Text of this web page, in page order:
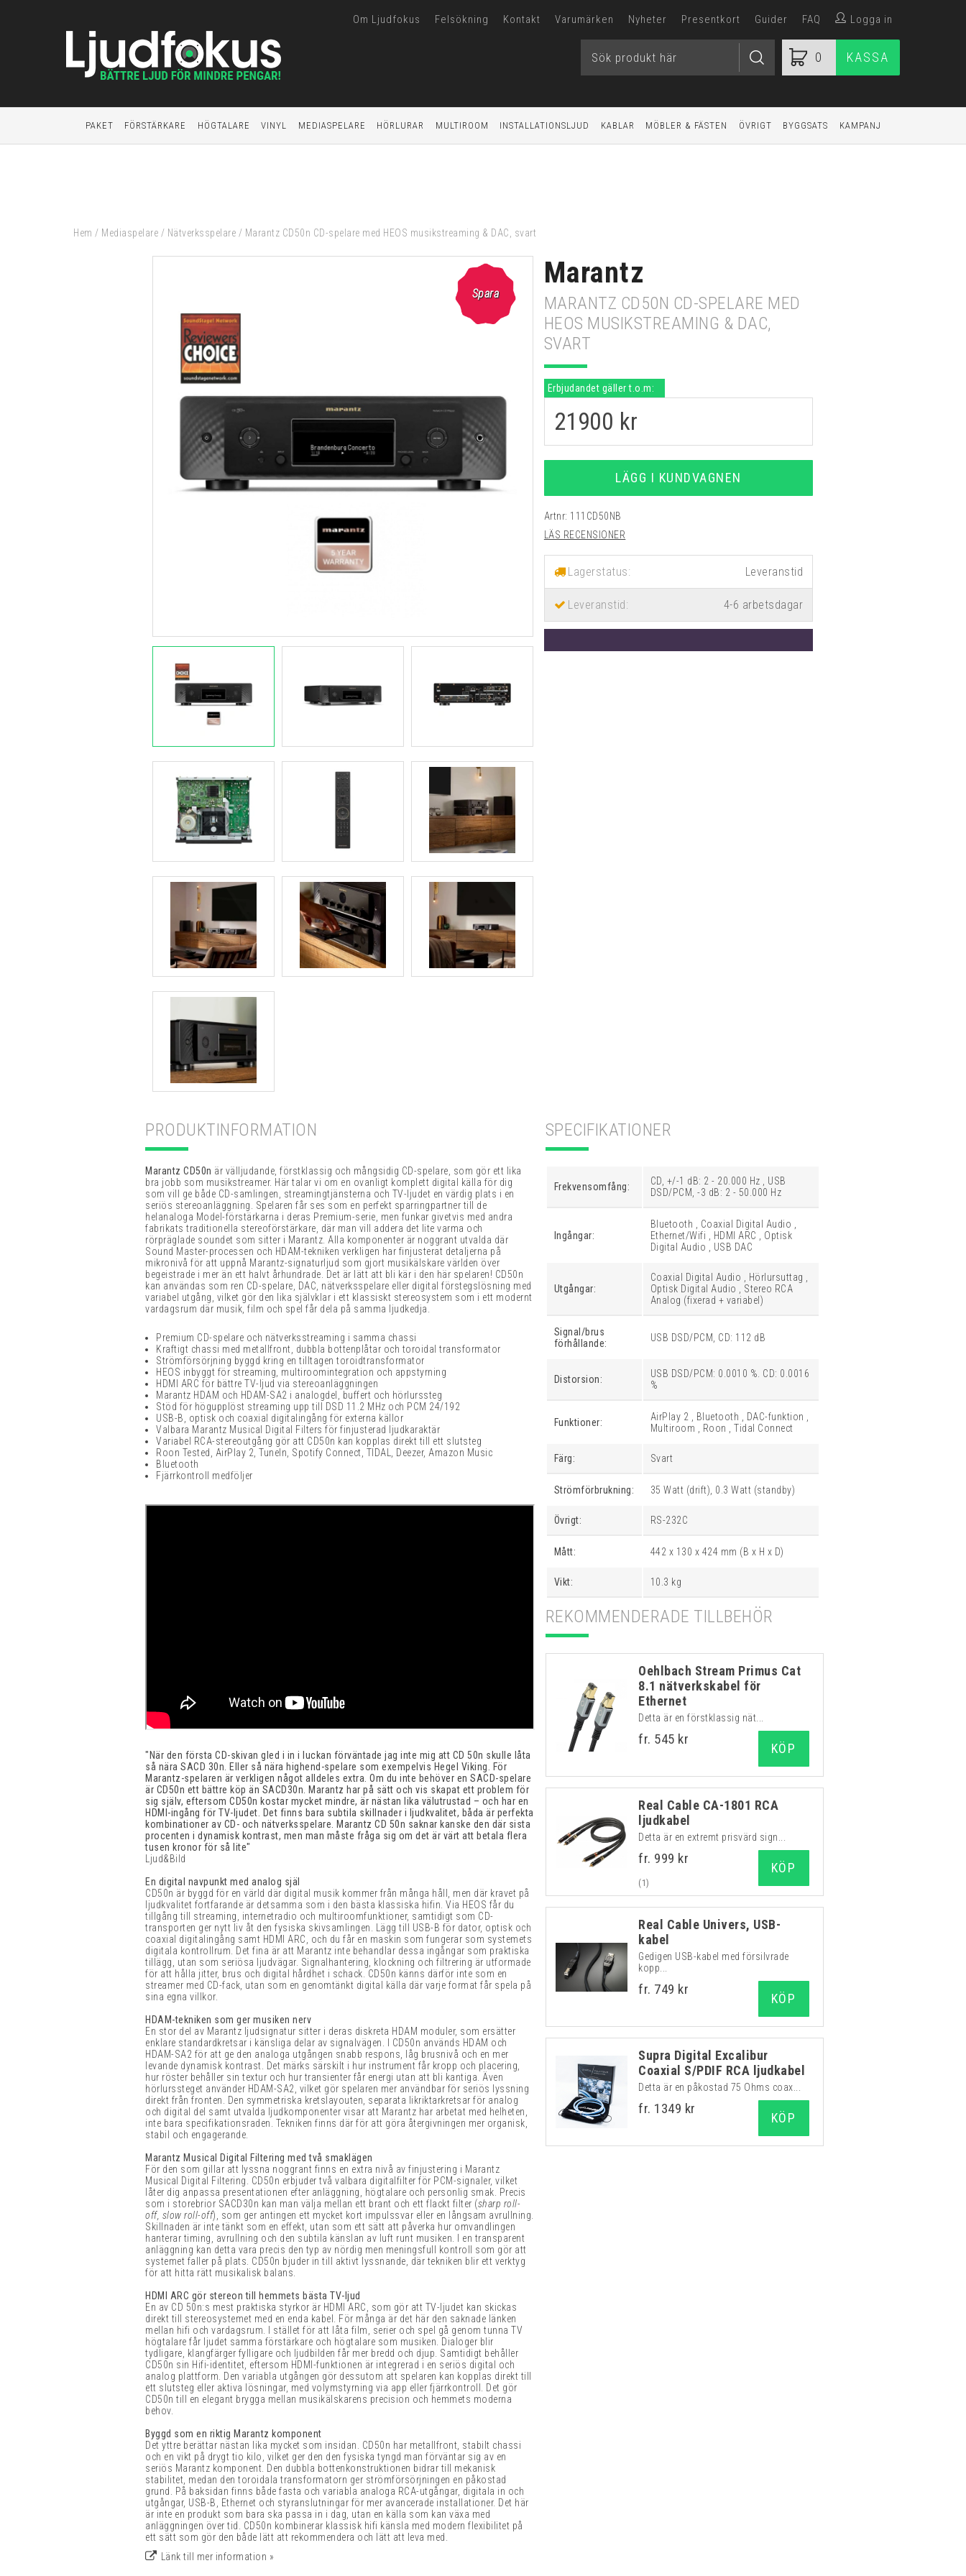
Om Ljudfokus Felsökning Kontakt Varumärken Nyheter Presentkort Guider FAQ Logga in
0 KASSA
PAKET FÖRSTÄRKARE HÖGTALARE VINYL MEDIASPELARE HÖRLURAR MULTIROOM INSTALLATIONSLJUD KABLAR MÖBLER & FÄSTEN ÖVRIGT BYGGSATS KAMPANJ
Hem / Mediaspelare / Nätverksspelare / Marantz CD50n CD-spelare med HEOS musikstreaming & DAC, svart
Spara
Marantz
MARANTZ CD50N CD-SPELARE MED
HEOS MUSIKSTREAMING & DAC,
SVART
Erbjudandet gäller t.o.m:
21900 kr
LÄGG I KUNDVAGNEN
Artnr: 111CD50NB
LÄS RECENSIONER
Lagerstatus:
Leveranstid: 4-6 arbetsdagar
PRODUKTINFORMATION
Marantz CD50n är välljudande, förstklassig och mångsidig CD-spelare, som gör ett lika
bra jobb som musikstreamer. Här talar vi om en ovanligt komplett digital källa för dig
som vill ge både CD-samlingen, streamingtjänsterna och TV-ljudet en värdig plats i en
seriös stereoanläggning. Spelaren får ses som en perfekt sparringpartner till de
helanaloga Model-förstärkarna i deras Premium-serie, men funkar givetvis med andra
fabrikats traditionella stereoförstärkare, där man vill addera det lite varma och
rörpräglade soundet som sitter i Marantz. Alla komponenter är noggrant utvalda där
Sound Master-processen och HDAM-tekniken verkligen har finjusterat detaljerna på
mikronivå för att uppnå Marantz-signaturljud som gjort musikälskare världen över
begeistrade i mer än ett halvt århundrade. Det är lätt att bli kär i den här spelaren! CD50n
kan användas som ren CD-spelare, DAC, nätverksspelare eller digital förstegslösning med
variabel utgång, vilket gör den lika självklar i ett klassiskt stereosystem som i ett modernt
vardagsrum där musik, film och spel får dela på samma ljudkedja.
Premium CD-spelare och nätverksstreaming i samma chassi
Kraftigt chassi med metallfront, dubbla bottenplåtar och toroidal transformator
Strömförsörjning byggd kring en tilltagen toroidtransformator
HEOS inbyggt för streaming, multiroomintegration och appstyrning
HDMI ARC för bättre TV-ljud via stereoanläggningen
Marantz HDAM och HDAM-SA2 i analogdel, buffert och hörlurssteg
Stöd för högupplöst streaming upp till DSD 11.2 MHz och PCM 24/192
USB-B, optisk och coaxial digitalingång för externa källor
Valbara Marantz Musical Digital Filters för finjusterad ljudkaraktär
Variabel RCA-stereoutgång gör att CD50n kan kopplas direkt till ett slutsteg
Roon Tested, AirPlay 2, TuneIn, Spotify Connect, TIDAL, Deezer, Amazon Music
Bluetooth
Fjärrkontroll medföljer
"När den första CD-skivan gled i in i luckan förväntade jag inte mig att CD 50n skulle låta
så nära SACD 30n. Eller så nära highend-spelare som exempelvis Hegel Viking. För
Marantz-spelaren är verkligen något alldeles extra. Om du inte behöver en SACD-spelare
är CD50n ett bättre köp än SACD30n. Marantz har på sätt och vis skapat ett problem för
sig själv, eftersom CD50n kostar mycket mindre, är nästan lika välutrustad – och har en
HDMI-ingång för TV-ljudet. Det finns bara subtila skillnader i ljudkvalitet, båda är perfekta
kombinationer av CD- och nätverksspelare. Marantz CD 50n saknar kanske den där sista
procenten i dynamisk kontrast, men man måste fråga sig om det är värt att betala flera
tusen kronor för så lite"
Ljud&Bild
En digital navpunkt med analog själ
CD50n är byggd för en värld där digital musik kommer från många håll, men där kravet på
ljudkvalitet fortfarande är detsamma som i den bästa klassiska hifin. Via HEOS får du
tillgång till streaming, internetradio och multiroomfunktioner, samtidigt som CD-
transporten ger nytt liv åt den fysiska skivsamlingen. Lägg till USB-B för dator, optisk och
coaxial digitalingång samt HDMI ARC, och du får en maskin som fungerar som systemets
digitala kontrollrum. Det fina är att Marantz inte behandlar dessa ingångar som praktiska
tillägg, utan som seriösa ljudvägar. Signalhantering, klockning och filtrering är utformade
för att hålla jitter, brus och digital hårdhet i schack. CD50n känns därför inte som en
streamer med CD-fack, utan som en genomtänkt digital källa där varje format får spela på
sina egna villkor.
HDAM-tekniken som ger musiken nerv
En stor del av Marantz ljudsignatur sitter i deras diskreta HDAM moduler, som ersätter
enklare standardkretsar i känsliga delar av signalvägen. I CD50n används HDAM och
HDAM-SA2 för att ge den analoga utgången snabb respons, låg brusnivå och en mer
levande dynamisk kontrast. Det märks särskilt i hur instrument får kropp och placering,
hur röster behåller sin textur och hur transienter får energi utan att bli kantiga. Även
hörlurssteget använder HDAM-SA2, vilket gör spelaren mer användbar för seriös lyssning
direkt från fronten. Den symmetriska kretslayouten, separata likriktarkretsar för analog
och digital del samt utvalda ljudkomponenter visar att Marantz har arbetat med helheten,
inte bara specifikationsraden. Tekniken finns där för att göra återgivningen mer organisk,
stabil och engagerande.
Marantz Musical Digital Filtering med två smaklägen
För den som gillar att lyssna noggrant finns en extra nivå av finjustering i Marantz
Musical Digital Filtering. CD50n erbjuder två valbara digitalfilter för PCM-signaler, vilket
låter dig anpassa presentationen efter anläggning, högtalare och personlig smak. Precis
som i storebrior SACD30n kan man välja mellan ett brant och ett flackt filter (sharp roll-
off, slow roll-off), som ger antingen ett mycket kort impulssvar eller en långsam avrullning.
Skillnaden är inte tänkt som en effekt, utan som ett sätt att påverka hur omvandlingen
hanterar timing, avrullning och den subtila känslan av luft runt musiken. I en transparent
anläggning kan detta vara precis den typ av nördig men meningsfull kontroll som gör att
systemet faller på plats. CD50n bjuder in till aktivt lyssnande, där tekniken blir ett verktyg
för att hitta rätt musikalisk balans.
HDMI ARC gör stereon till hemmets bästa TV-ljud
En av CD 50n:s mest praktiska styrkor är HDMI ARC, som gör att TV-ljudet kan skickas
direkt till stereosystemet med en enda kabel. För många är det här den saknade länken
mellan hifi och vardagsrum. I stället för att låta film, serier och spel gå genom tunna TV
högtalare får ljudet samma förstärkare och högtalare som musiken. Dialoger blir
tydligare, klangfärger fylligare och ljudbilden får mer bredd och djup. Samtidigt behåller
CD50n sin Hifi-identitet, eftersom HDMI-funktionen är integrerad i en seriös digital och
analog plattform. Den variabla utgången gör dessutom att spelaren kan kopplas direkt till
ett slutsteg eller aktiva lösningar, med volymstyrning via app eller fjärrkontroll. Det gör
CD50n till en elegant brygga mellan musikälskarens precision och hemmets moderna
behov.
Byggd som en riktig Marantz komponent
Det yttre berättar nästan lika mycket som insidan. CD50n har metallfront, stabilt chassi
och en vikt på drygt tio kilo, vilket ger den den fysiska tyngd man förväntar sig av en
seriös Marantz komponent. Den dubbla bottenkonstruktionen bidrar till mekanisk
stabilitet, medan den toroidala transformatorn ger strömförsörjningen en påkostad
grund. På baksidan finns både fasta och variabla analoga RCA-utgångar, digitala in och
utgångar, USB-B, Ethernet och styranslutningar för mer avancerade installationer. Det här
är inte en produkt som bara ska passa in i dag, utan en källa som kan växa med
anläggningen över tid. CD50n kombinerar klassisk hifi känsla med modern flexibilitet på
ett sätt som gör den både lätt att rekommendera och lätt att leva med.
Länk till mer information »
SPECIFIKATIONER
Frekvensomfång:
CD, +/-1 dB: 2 - 20.000 Hz , USB
DSD/PCM, -3 dB: 2 - 50.000 Hz
Ingångar:
Bluetooth , Coaxial Digital Audio ,
Ethernet/Wifi , HDMI ARC , Optisk
Digital Audio , USB DAC
Utgångar:
Coaxial Digital Audio , Hörlursuttag ,
Optisk Digital Audio , Stereo RCA
Analog (fixerad + variabel)
Signal/brus
förhållande:
USB DSD/PCM, CD: 112 dB
Distorsion:
USB DSD/PCM: 0.0010 %. CD: 0.0016
%
Funktioner:
AirPlay 2 , Bluetooth , DAC-funktion ,
Multiroom , Roon , Tidal Connect
Färg: Svart
Strömförbrukning: 35 Watt (drift), 0.3 Watt (standby)
Övrigt: RS-232C
Mått: 442 x 130 x 424 mm (B x H x D)
Vikt: 10.3 kg
REKOMMENDERADE TILLBEHÖR
Oehlbach Stream Primus Cat
8.1 nätverkskabel för
Ethernet
Detta är en förstklassig nät...
fr. 545 kr
KÖP
Real Cable CA-1801 RCA
ljudkabel
Detta är en extremt prisvärd sign...
fr. 999 kr
(1)
KÖP
Real Cable Univers, USB-
kabel
Gedigen USB-kabel med försilvrade
kopp...
fr. 749 kr
KÖP
Supra Digital Excalibur
Coaxial S/PDIF RCA ljudkabel
Detta är en påkostad 75 Ohms coax...
fr. 1349 kr
KÖP